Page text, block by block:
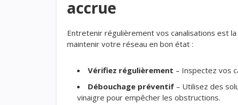
accrue
Entretenir régulièrement vos canalisations est
maintenir votre réseau en bon état :
Vérifiez régulièrement – Inspectez vos
Débouchage préventif – Utilisez des
vinaigre pour empêcher les obstructions.